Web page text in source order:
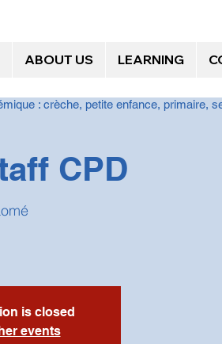
ABOUT US LEARNING
: crèche, petite enfance, primaire,
CPD
is closed
events